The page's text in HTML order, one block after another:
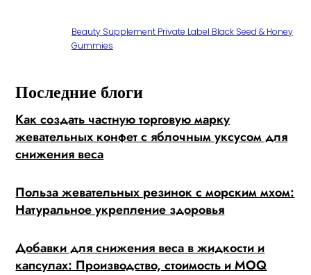
Beauty Supplement Private Label Black Seed & Honey
Gummies
Последние блоги
Как создать частную торговую марку
жевательных конфет с яблочным уксусом для
снижения веса
Польза жевательных резинок с морским мхом:
Натуральное укрепление здоровья
Добавки для снижения веса в жидкости и
капсулах: Производство, стоимость и MOQ